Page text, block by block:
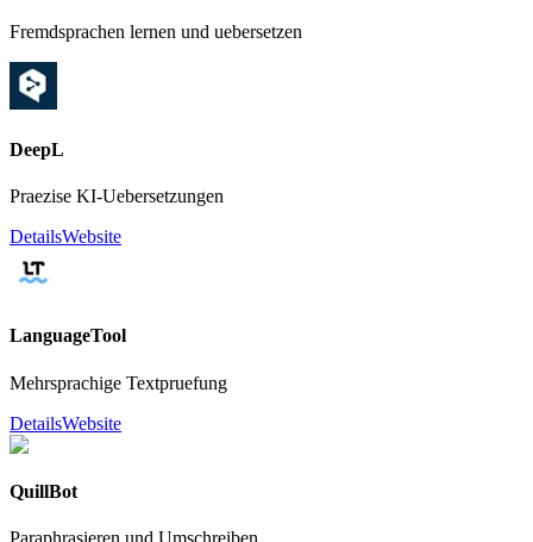
Fremdsprachen lernen und uebersetzen
DeepL
Praezise KI-Uebersetzungen
DetailsWebsite
LanguageTool
Mehrsprachige Textpruefung
DetailsWebsite
QuillBot
Paraphrasieren und Umschreiben